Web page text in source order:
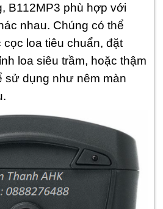
B112MP3 phù hợp với
nhau. Chúng có thể
loa tiêu chuẩn, đặt
loa siêu trầm, hoặc thậm
sử dụng như nêm màn